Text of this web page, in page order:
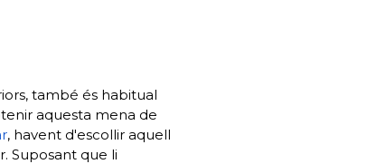
també és habitual
aquesta mena de
, havent d'escollir aquell
Suposant que li